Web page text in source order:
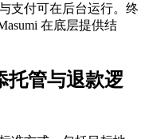
支付可在后台运行。终
在底层提供结
托管与退款逻